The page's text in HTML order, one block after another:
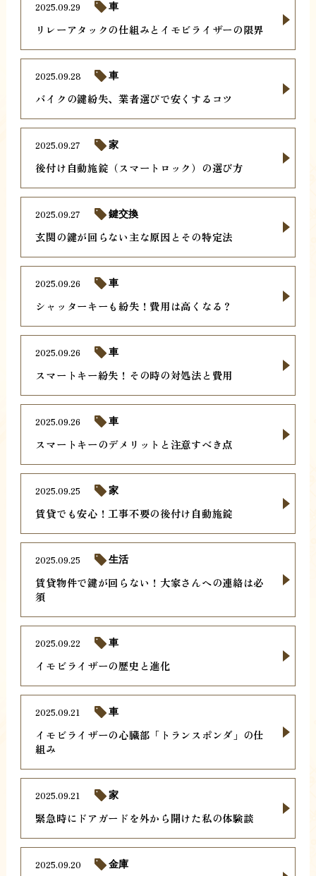
リレーアタックの仕組みとイモビライザーの限界
2025.09.29 車
バイクの鍵紛失、業者選びで安くするコツ
2025.09.28 車
後付け自動施錠（スマートロック）の選び方
2025.09.27 家
玄関の鍵が回らない主な原因とその特定法
2025.09.27 鍵交換
シャッターキーも紛失！費用は高くなる？
2025.09.26 車
スマートキー紛失！その時の対処法と費用
2025.09.26 車
スマートキーのデメリットと注意すべき点
2025.09.26 車
賃貸でも安心！工事不要の後付け自動施錠
2025.09.25 家
賃貸物件で鍵が回らない！大家さんへの連絡は必
須
2025.09.25 生活
イモビライザーの歴史と進化
2025.09.22 車
イモビライザーの心臓部「トランスポンダ」の仕
組み
2025.09.21 車
緊急時にドアガードを外から開けた私の体験談
2025.09.21 家
2025.09.20 金庫